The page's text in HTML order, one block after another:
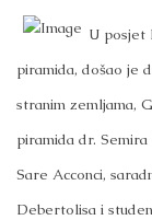
U posjet
piramida, došao je
stranim zemljama,
piramida dr.
Sare Acconci,
Debertolisa i